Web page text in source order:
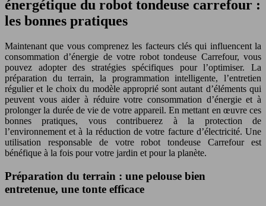
énergétique du robot tondeuse carrefour :
les bonnes pratiques
Maintenant que vous comprenez les facteurs clés qui influencent la
consommation d’énergie de votre robot tondeuse Carrefour, vous
pouvez adopter des stratégies spécifiques pour l’optimiser. La
préparation du terrain, la programmation intelligente, l’entretien
régulier et le choix du modèle approprié sont autant d’éléments qui
peuvent vous aider à réduire votre consommation d’énergie et à
prolonger la durée de vie de votre appareil. En mettant en œuvre ces
bonnes pratiques, vous contribuerez à la protection de
l’environnement et à la réduction de votre facture d’électricité. Une
utilisation responsable de votre robot tondeuse Carrefour est
bénéfique à la fois pour votre jardin et pour la planète.
Préparation du terrain : une pelouse bien
entretenue, une tonte efficace